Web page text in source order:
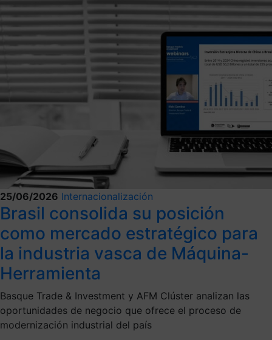
25/06/2026 Internacionalización
Brasil consolida su posición
como mercado estratégico para
la industria vasca de Máquina-
Herramienta
Basque Trade & Investment y AFM Clúster analizan las
oportunidades de negocio que ofrece el proceso de
modernización industrial del país